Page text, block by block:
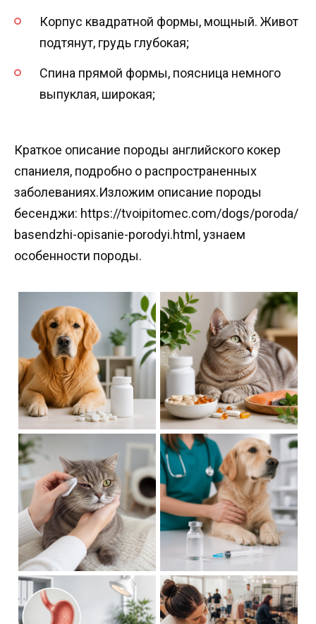
Корпус квадратной формы, мощный. Живот
подтянут, грудь глубокая;
Спина прямой формы, поясница немного
выпуклая, широкая;
Краткое описание породы английского кокер
спаниеля, подробно о распространенных
заболеваниях.Изложим описание породы
бесенджи: https://tvoipitomec.com/dogs/poroda/
basendzhi-opisanie-porodyi.html, узнаем
особенности породы.